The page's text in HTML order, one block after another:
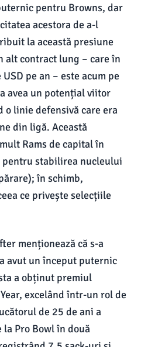
pentru Browns, dar
acestora de a-l
la această presiune
alt contract lung – care în
pe an – este acum pe
avea un potențial viitor
o linie defensivă care era
din ligă. Această
Rams de capital în
stabilirea nucleului
în schimb,
ce privește selecțiile
menționează că s-a
avut un început puternic
a obținut premiul
excelând într-un rol de
de 25 de ani a
Pro Bowl în două